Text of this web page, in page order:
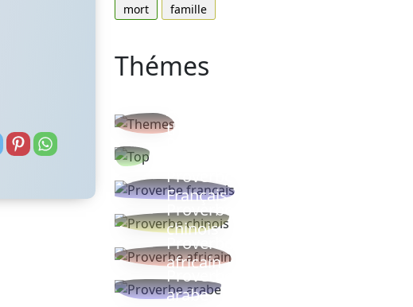
mort
famille
Thémes
thèmes
Proverbe
Français
Proverbe
chinois
Proverbe
africain
Proverbe
arabe